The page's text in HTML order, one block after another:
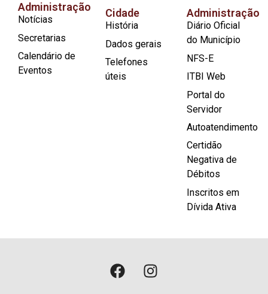
Administração
Notícias
Secretarias
Calendário de
Eventos
Cidade
História
Dados gerais
Telefones
úteis
Administração
Diário Oficial
do Município
NFS-E
ITBI Web
Portal do
Servidor
Autoatendimento
Certidão
Negativa de
Débitos
Inscritos em
Dívida Ativa